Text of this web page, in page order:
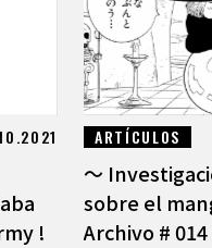
!
ARTÍCULOS
〜
sobre el
Archivo #